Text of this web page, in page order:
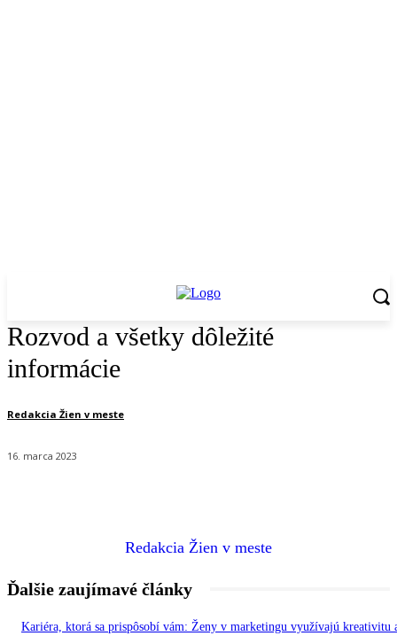
Rozvod a všetky dôležité
informácie
Redakcia Žien v meste
16. marca 2023
Redakcia Žien v meste
Ďalšie zaujímavé články
Kariéra, ktorá sa prispôsobí vám: Ženy v marketingu využívajú kreativitu